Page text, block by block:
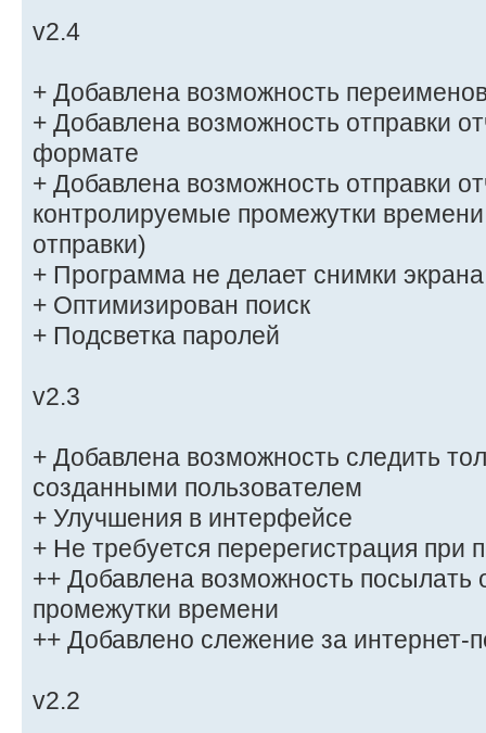
v2.4
+ Добавлена возможность
+ Добавлена возможность отправки
формате
+ Добавлена возможность отправки
контролируемые промежутки
отправки)
+ Программа не делает снимки
+ Оптимизирован поиск
+ Подсветка паролей
v2.3
+ Добавлена возможность следить
созданными пользователем
+ Улучшения в интерфейсе
+ Не требуется перерегистрация при
++ Добавлена возможность
промежутки времени
++ Добавлено слежение за интернет-
v2.2